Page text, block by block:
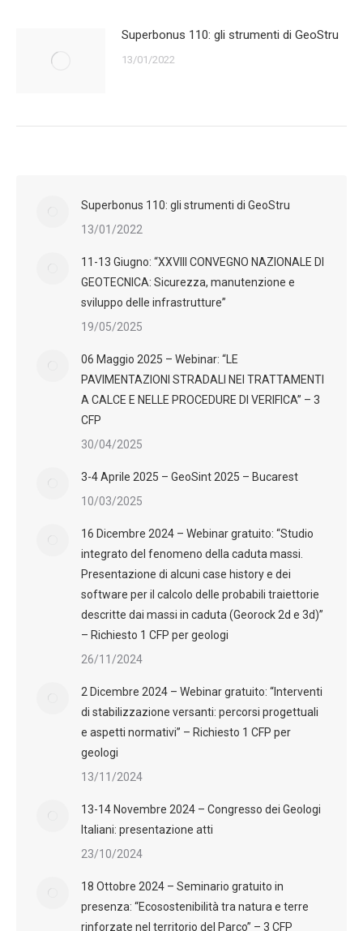
Superbonus 110: gli strumenti di GeoStru
13/01/2022
Superbonus 110: gli strumenti di GeoStru
13/01/2022
11-13 Giugno: “XXVIII CONVEGNO NAZIONALE DI
GEOTECNICA: Sicurezza, manutenzione e
sviluppo delle infrastrutture”
19/05/2025
06 Maggio 2025 – Webinar: “LE
PAVIMENTAZIONI STRADALI NEI TRATTAMENTI
A CALCE E NELLE PROCEDURE DI VERIFICA” – 3
CFP
30/04/2025
3-4 Aprile 2025 – GeoSint 2025 – Bucarest
10/03/2025
16 Dicembre 2024 – Webinar gratuito: “Studio
integrato del fenomeno della caduta massi.
Presentazione di alcuni case history e dei
software per il calcolo delle probabili traiettorie
descritte dai massi in caduta (Georock 2d e 3d)”
– Richiesto 1 CFP per geologi
26/11/2024
2 Dicembre 2024 – Webinar gratuito: “Interventi
di stabilizzazione versanti: percorsi progettuali
e aspetti normativi” – Richiesto 1 CFP per
geologi
13/11/2024
13-14 Novembre 2024 – Congresso dei Geologi
Italiani: presentazione atti
23/10/2024
18 Ottobre 2024 – Seminario gratuito in
presenza: “Ecosostenibilità tra natura e terre
rinforzate nel territorio del Parco” – 3 CFP